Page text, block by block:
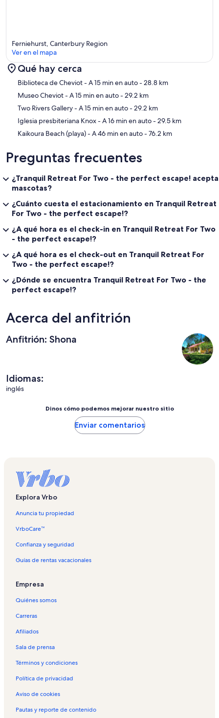
Sección del mapa
Ferniehurst, Canterbury Region
Ver en el mapa
Qué hay cerca
Biblioteca de Cheviot- A 15 min en auto- 28.8 km
Museo Cheviot- A 15 min en auto- 29.2 km
Two Rivers Gallery- A 15 min en auto- 29.2 km
Iglesia presbiteriana Knox- A 16 min en auto- 29.5 km
Kaikoura Beach (playa)- A 46 min en auto- 76.2 km
Preguntas frecuentes
¿Tranquil Retreat For Two - the perfect escape! acepta
mascotas?
¿Cuánto cuesta el estacionamiento en Tranquil Retreat
For Two - the perfect escape!?
¿A qué hora es el check-in en Tranquil Retreat For Two
- the perfect escape!?
¿A qué hora es el check-out en Tranquil Retreat For
Two - the perfect escape!?
¿Dónde se encuentra Tranquil Retreat For Two - the
perfect escape!?
Acerca del anfitrión
Anfitrión: Shona
Idiomas:
inglés
Dinos cómo podemos mejorar nuestro sitio
Enviar comentarios
Explora Vrbo
Anuncia tu propiedad
VrboCare™
Confianza y seguridad
Guías de rentas vacacionales
Empresa
Quiénes somos
Carreras
Afiliados
Sala de prensa
Términos y condiciones
Política de privacidad
Aviso de cookies
Pautas y reporte de contenido